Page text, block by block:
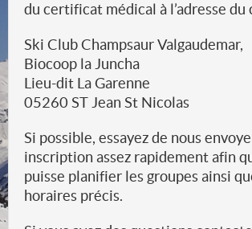
du certificat médical à l’adresse du
Ski Club Champsaur Valgaudemar,
Biocoop la Juncha
Lieu-dit La Garenne
05260 ST Jean St Nicolas
Si possible, essayez de nous
inscription assez rapidement afin
puisse planifier les groupes ainsi
horaires précis.